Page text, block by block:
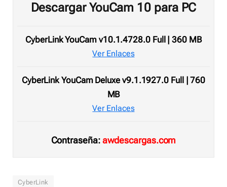
Descargar YouCam 10 para PC
CyberLink YouCam v10.1.4728.0 Full | 360 MB
Ver Enlaces
CyberLink YouCam Deluxe v9.1.1927.0 Full | 760
MB
Ver Enlaces
Contraseña:awdescargas.com
CyberLink